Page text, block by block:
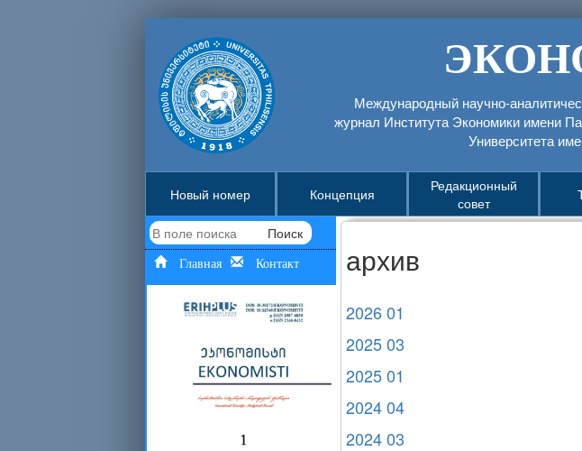
Международный научно-
журнал Института Экономики имени
Университета
Новый номер Концепция
Редакционный
совет
Поиск
Главная Контакт архив
2026 01
2025 03
2025 01
2024 04
2024 03